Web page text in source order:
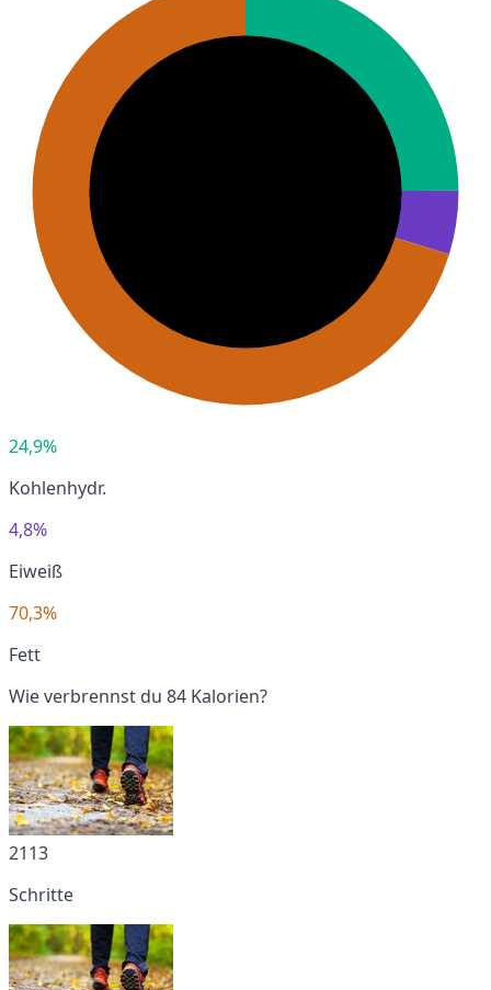
24,9%
Kohlenhydr.
4,8%
Eiweiß
70,3%
Fett
Wie verbrennst du 84 Kalorien?
2113
Schritte